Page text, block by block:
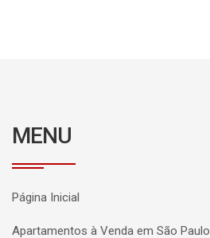
MENU
Página Inicial
Apartamentos à Venda em São Paulo